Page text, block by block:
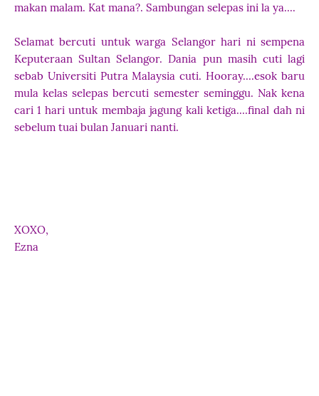
makan malam. Kat mana?. Sambungan selepas ini la ya....
Selamat bercuti untuk warga Selangor hari ni sempena
Keputeraan Sultan Selangor. Dania pun masih cuti lagi
sebab Universiti Putra Malaysia cuti. Hooray....esok baru
mula kelas selepas bercuti semester seminggu. Nak kena
cari 1 hari untuk membaja jagung kali ketiga....final dah ni
sebelum tuai bulan Januari nanti.
XOXO,
Ezna